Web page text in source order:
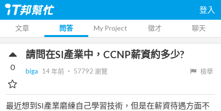
登入
文章 問答 My Project 徵才 聊天
請問在SI產業中，CCNP薪資約多少?
biga 14 年前 ‧ 57792 瀏覽 檢舉
0
最近想到SI產業磨練自己學習技術，但是在薪資待遇方面不